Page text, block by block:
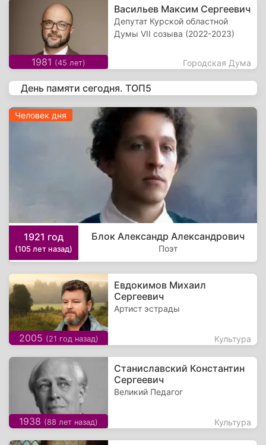
1981 (45 лет)
Васильев Максим Сергеевич
Депутат Курской областной
Думы VII созыва (2022-2023)
Городская Дума
День памяти сегодня. ТОП5
1921 год
(105 лет назад)
Блок Александр Александрович
Поэт
Человек дня
2005 (21 год назад)
Евдокимов Михаил
Сергеевич
Артист эстрады
Культура
1938 (88 лет назад)
Станиславский Константин
Сергеевич
Великий Педагог
Культура